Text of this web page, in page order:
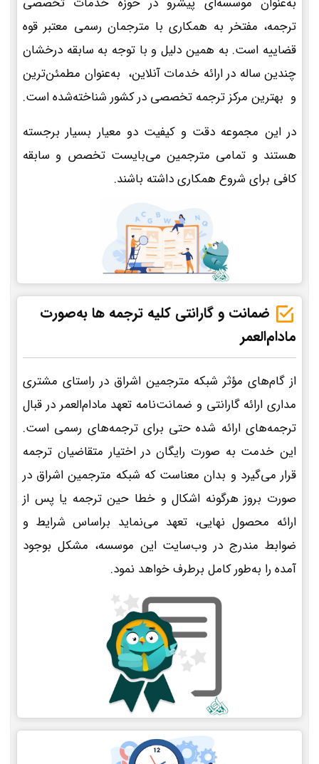
ترجمه، مفتخر به همکاری با مترجمان رسمی معتبر قوه
قضاییه است. به همین دلیل و با توجه به سابقه درخشان
چندین ساله در ارائه خدمات آنلاین، به‌عنوان مطمئن‌ترین
و بهترین مرکز ترجمه تخصصی در کشور شناخته‌شده است.
در این مجموعه دقت و کیفیت دو معیار بسیار برجسته
هستند و تمامی مترجمین می‌بایست تخصص و سابقه
کافی برای شروع همکاری داشته باشند.
ضمانت و گارانتی کلیه ترجمه ها به‌صورت
مادام‌العمر
از گام‌های مؤثر شبکه مترجمین اشراق در راستای مشتری
مداری ارائه گارانتی و ضمانت‌نامه تعهد مادام‌العمر در قبال
ترجمه‌های ارائه شده حتی برای ترجمه‌های رسمی است.
این خدمت به صورت رایگان در اختیار متقاضیان ترجمه
قرار می‌گیرد و بدان معناست که شبکه مترجمین اشراق در
صورت بروز هرگونه اشکال و خطا حین ترجمه یا پس از
ارائه محصول نهایی، تعهد می‌نماید براساس شرایط و
ضوابط مندرج در وب‌سایت این موسسه، مشکل بوجود
آمده را به‌طور کامل برطرف خواهد نمود.